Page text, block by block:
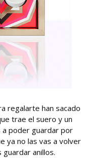
regalarte han sacado
trae el suero y un
poder guardar por
ya no las vas a volver
anillos.